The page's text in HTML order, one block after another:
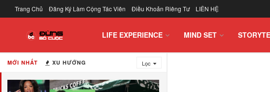
MỚI NHẤT XU HƯỚNG Lọc
Trang Chủ Đăng Ký Làm Cộng Tác Viên Điều Khoản Riêng Tư LIÊN HỆ
LIFE EXPERIENCE MIND SET